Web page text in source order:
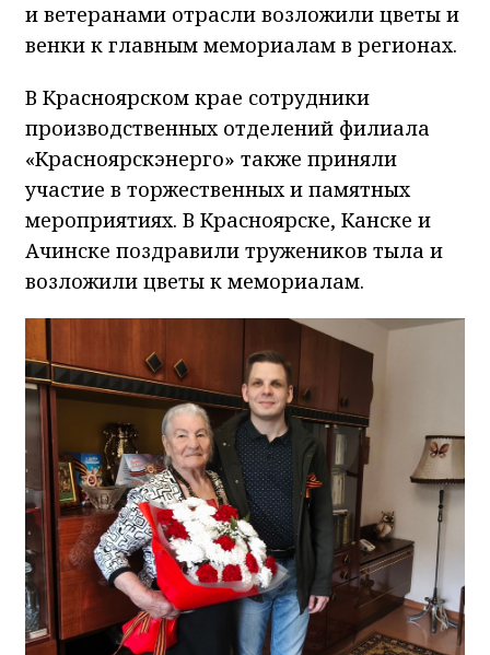
и ветеранами отрасли возложили цветы и
венки к главным мемориалам в регионах.
В Красноярском крае сотрудники
производственных отделений филиала
«Красноярскэнерго» также приняли
участие в торжественных и памятных
мероприятиях. В Красноярске, Канске и
Ачинске поздравили тружеников тыла и
возложили цветы к мемориалам.